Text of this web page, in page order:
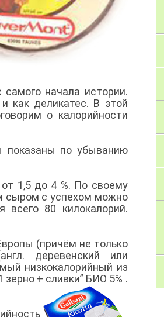
начала истории.
как деликатес. В этой
о калорийности
показаны по убыванию
1,5 до 4 %. По своему
сыром с успехом можно
80 килокалорий.
(причём не только
деревенский или
низкокалорийный из
+ сливки” БИО 5% .